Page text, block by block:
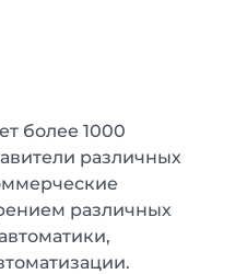
более 1000
различных
различных